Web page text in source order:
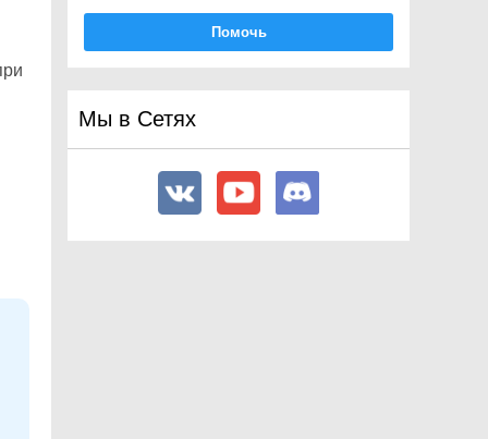
ProceduralTexture
QualitySettings
Quaternion
Random
RangeInt
Помочь
Мы в Сетях